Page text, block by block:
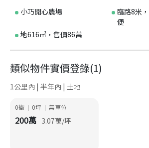
小巧開心農場
臨路8米
便
地616㎡，售價86萬
類似物件實價登錄(1)
1公里內 | 半年內 | 土地
0衛 | 0坪 | 無車位
200萬 3.07萬/坪